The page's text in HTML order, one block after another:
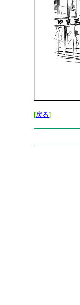
[戻る]